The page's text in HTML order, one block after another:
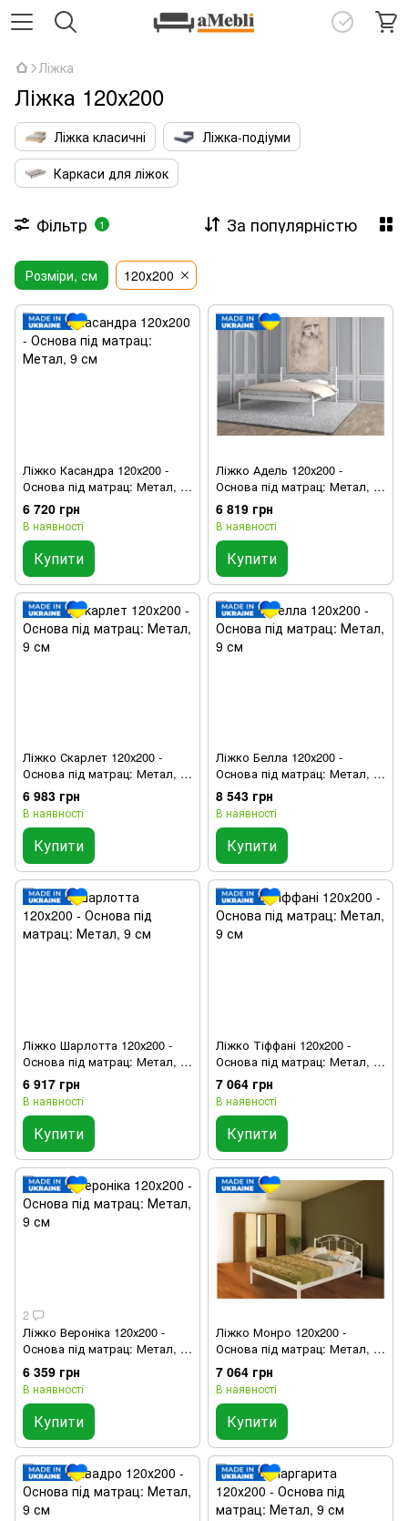
Ліжка
Ліжка 120х200
Ліжка класичні
Ліжка-подіуми
Каркаси для ліжок
Фільтр 1 За популярністю
Розміри, см 120х200
Ліжко Касандра 120х200 -
Основа під матрац: Метал, 9
см
6 720 грн
В наявності
Купити
Ліжко Адель 120х200 -
Основа під матрац: Метал, 9
см
6 819 грн
В наявності
Купити
Ліжко Скарлет 120х200 -
Основа під матрац: Метал, 9
см
6 983 грн
В наявності
Купити
Ліжко Белла 120х200 -
Основа під матрац: Метал, 9
см
8 543 грн
В наявності
Купити
Ліжко Шарлотта 120х200 -
Основа під матрац: Метал, 9
см
6 917 грн
В наявності
Купити
Ліжко Тіффані 120х200 -
Основа під матрац: Метал, 9
см
7 064 грн
В наявності
Купити
2
Ліжко Вероніка 120х200 -
Основа під матрац: Метал, 9
см
6 359 грн
В наявності
Купити
Ліжко Монро 120х200 -
Основа під матрац: Метал, 9
см
7 064 грн
В наявності
Купити